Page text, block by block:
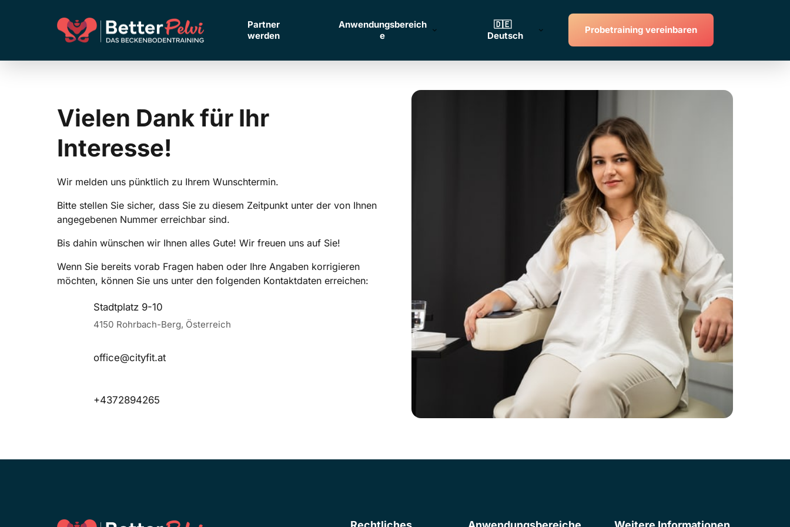
Partner
werden
Anwendungsbereich
e
🇩🇪‎ ‎ ‎
Deutsch
Probetraining vereinbaren
Vielen Dank für
Interesse!
Wir melden uns pünktlich zu Ihrem Wunschtermin.
Bitte stellen Sie sicher, dass Sie zu diesem Zeitpunkt unter der von Ihnen
angegebenen Nummer erreichbar sind.
Bis dahin wünschen wir Ihnen alles Gute! Wir freuen uns auf Sie!
Wenn Sie bereits vorab Fragen haben oder Ihre Angaben korrigieren
möchten, können Sie uns unter den folgenden Kontaktdaten erreichen:
Stadtplatz 9-10
4150 Rohrbach-Berg, Österreich
office@cityfit.at
+4372894265
🇬🇧‎ ‎ ‎ Englisch
Niederländisch
🇬🇧‎ ‎ ‎ Englisch
Niederländisch
Inkontinenz & Blasenschwäche
Menopause
Rückenschmerzen
Männergesundheit